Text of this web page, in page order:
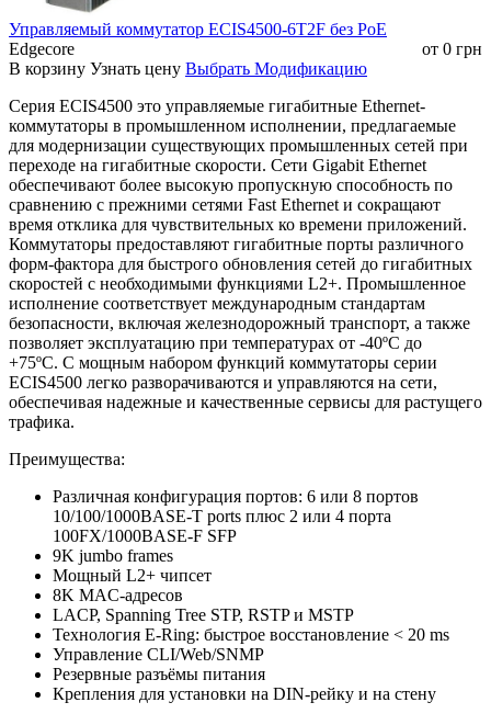
Параметры питания
напряжение
резервированный вход питания
Входной ток 2A DC/AC Max
Общее
потребление
мощности
При полной нагрузке ≤60W
Разъём
Съёмная 2*2-контактная клеммная
колодка (DC/DC)
3-контактная розетка AC (AC/AC)
Защита от
переполюсовки
Защита от
перенапряжения
Поддерживается
Защита от
превышения
тока
Поддерживается
Функции уровня Layer 2
Управляемый коммутатор ECIS4500-6T2F без РоЕ
Edgecore
от 0 грн
В корзину Узнать цену Выбрать Модификацию
Серия ECIS4500 это управляемые гигабитные Ethernet-
коммутаторы в промышленном исполнении, предлагаемые
для модернизации существующих промышленных сетей при
переходе на гигабитные скорости. Сети Gigabit Ethernet
обеспечивают более высокую пропускную способность по
сравнению с прежними сетями Fast Ethernet и сокращают
время отклика для чувствительных ко времени приложений.
Коммутаторы предоставляют гигабитные порты различного
форм-фактора для быстрого обновления сетей до гигабитных
скоростей с необходимыми функциями L2+. Промышленное
исполнение соответствует международным стандартам
безопасности, включая железнодорожный транспорт, а также
позволяет эксплуатацию при температурах от -40ºC до
+75ºC. С мощным набором функций коммутаторы серии
ECIS4500 легко разворачиваются и управляются на сети,
обеспечивая надежные и качественные сервисы для растущего
трафика.
Преимущества:
Различная конфигурация портов: 6 или 8 портов
10/100/1000BASE-T ports плюс 2 или 4 порта
100FX/1000BASE-F SFP
9K jumbo frames
Мощный L2+ чипсет
8K MAC-адресов
LACP, Spanning Tree STP, RSTP и MSTP
Технология E-Ring: быстрое восстановление < 20 ms
Управление CLI/Web/SNMP
Резервные разъёмы питания
Крепления для установки на DIN-рейку и на стену